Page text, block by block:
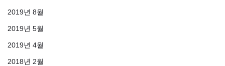
2019년 8월
2019년 5월
2019년 4월
2018년 2월